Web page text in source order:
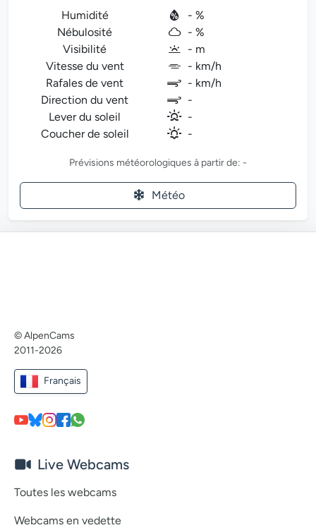
Humidité
- %
Nébulosité
- %
Visibilité
- m
Vitesse du vent
- km/h
Rafales de vent
- km/h
Direction du vent
-
Lever du soleil
-
Coucher de soleil
-
Prévisions météorologiques à partir de: -
Météo
© AlpenCams
2011-2026
Français
Live Webcams
Toutes les webcams
Webcams en vedette